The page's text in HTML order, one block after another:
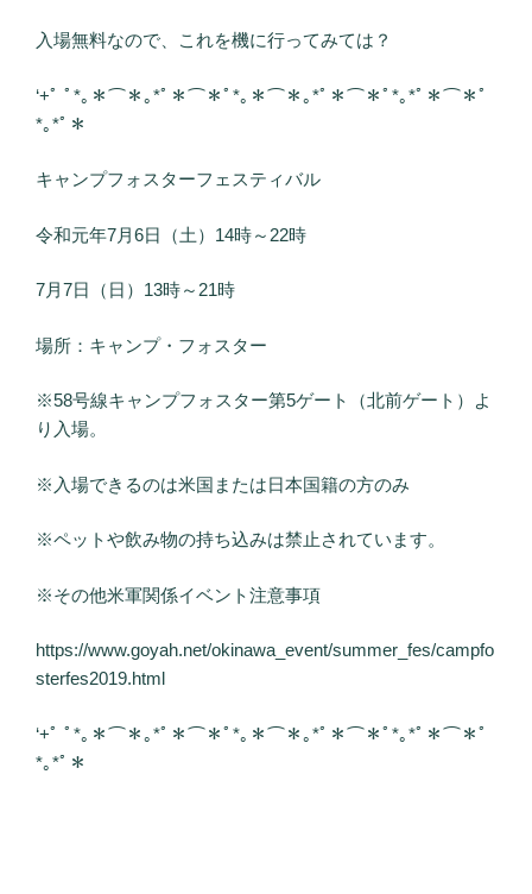
入場無料なので、これを機に行ってみては？
‘+ﾟ ﾟ*｡＊⌒＊｡*ﾟ＊⌒＊ﾟ*｡＊⌒＊｡*ﾟ＊⌒＊ﾟ*｡*ﾟ＊⌒＊ﾟ
*｡*ﾟ＊
キャンプフォスターフェスティバル
令和元年7月6日（土）14時～22時
7月7日（日）13時～21時
場所：キャンプ・フォスター
※58号線キャンプフォスター第5ゲート（北前ゲート）よ
り入場。
※入場できるのは米国または日本国籍の方のみ
※ペットや飲み物の持ち込みは禁止されています。
※その他米軍関係イベント注意事項
https://www.goyah.net/okinawa_event/summer_fes/campfo
sterfes2019.html
‘+ﾟ ﾟ*｡＊⌒＊｡*ﾟ＊⌒＊ﾟ*｡＊⌒＊｡*ﾟ＊⌒＊ﾟ*｡*ﾟ＊⌒＊ﾟ
*｡*ﾟ＊